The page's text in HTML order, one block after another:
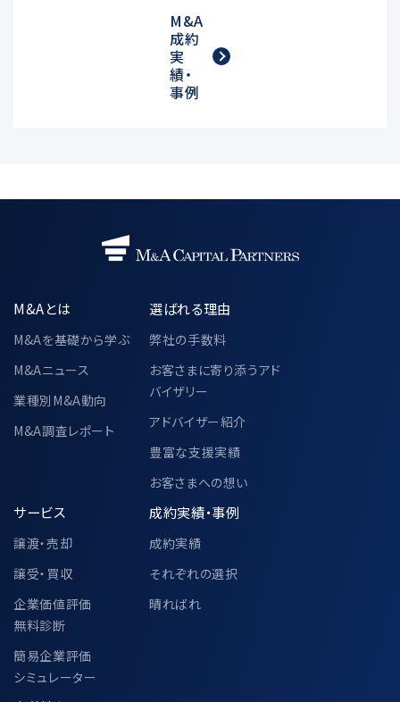
M&A
成約
実
績・
事例
M&Aとは
M&Aを基礎から学ぶ
M&Aニュース
業種別M&A動向
M&A調査レポート
選ばれる理由
弊社の手数料
お客さまに寄り添うアド
バイザリー
アドバイザー紹介
豊富な支援実績
お客さまへの想い
サービス
譲渡・売却
譲受・買収
企業価値評価
無料診断
簡易企業評価
シミュレーター
成約実績・事例
成約実績
それぞれの選択
晴ればれ